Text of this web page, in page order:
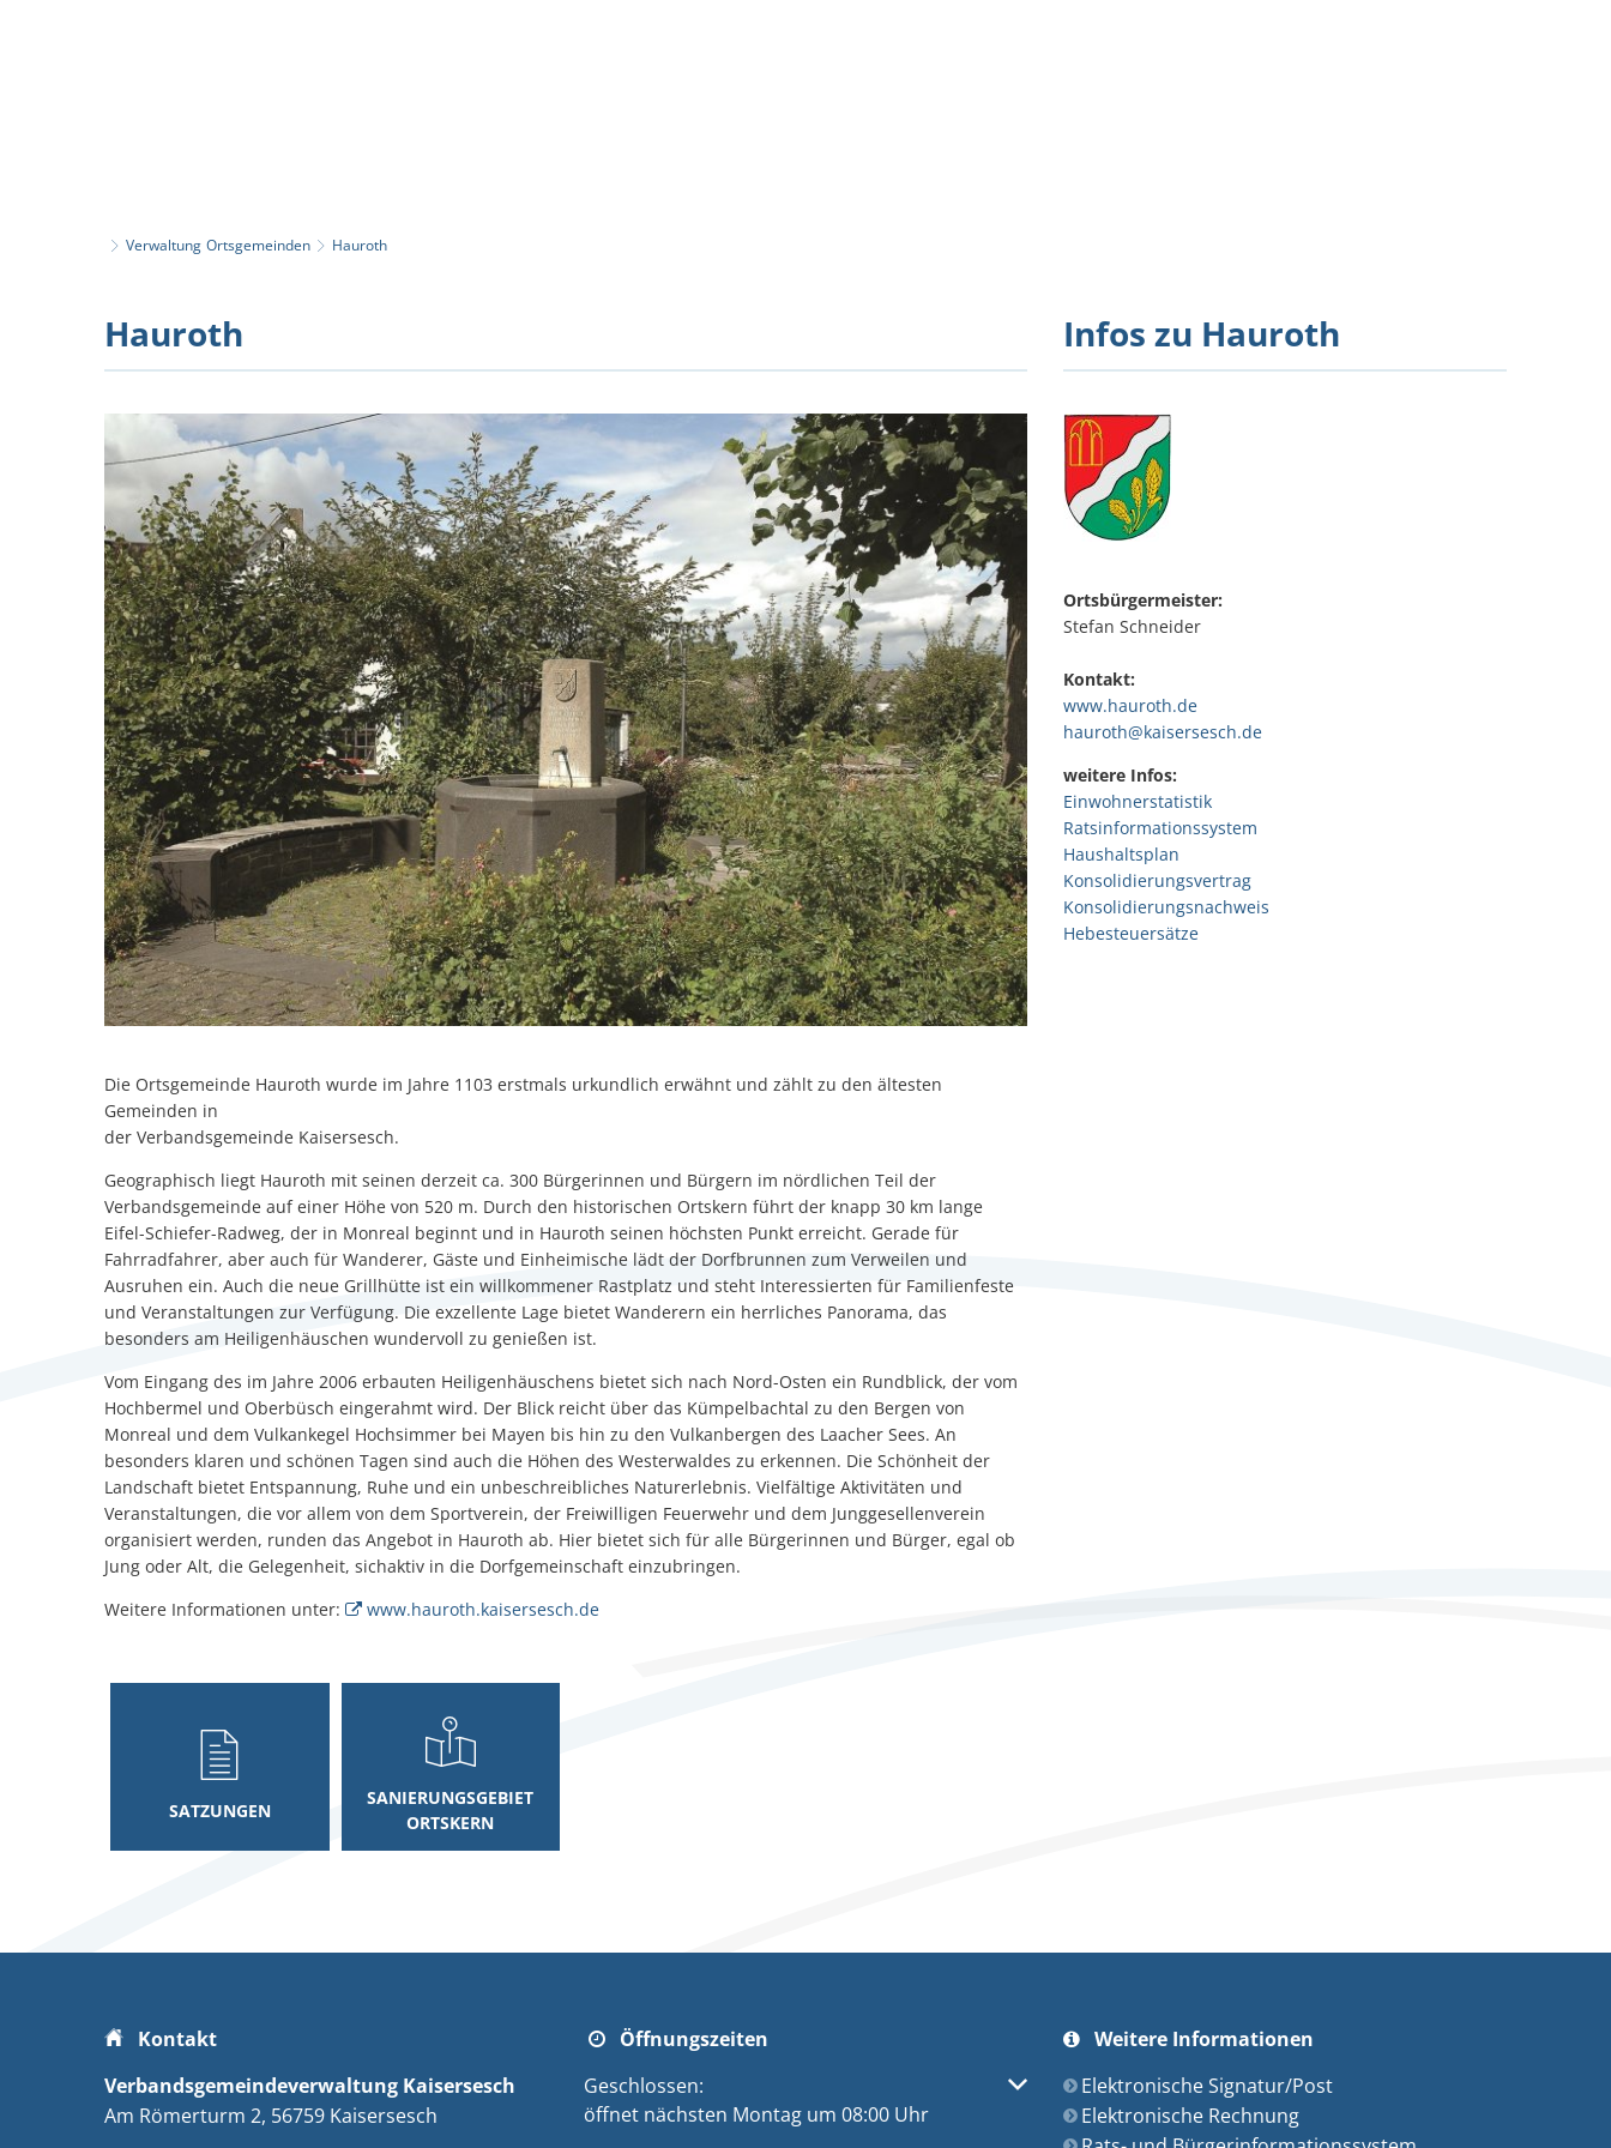
Verwaltung Ortsgemeinden Hauroth
HaurothHauroth
Die Ortsgemeinde Hauroth wurde im Jahre 1103 erstmals urkundlich erwähnt und zählt zu den ältesten
Gemeinden in
der Verbandsgemeinde Kaisersesch.
Geographisch liegt Hauroth mit seinen derzeit ca. 300 Bürgerinnen und Bürgern im nördlichen Teil der
Verbandsgemeinde auf einer Höhe von 520 m. Durch den historischen Ortskern führt der knapp 30 km lange
Eifel-Schiefer-Radweg, der in Monreal beginnt und in Hauroth seinen höchsten Punkt erreicht. Gerade für
Fahrradfahrer, aber auch für Wanderer, Gäste und Einheimische lädt der Dorfbrunnen zum Verweilen und
Ausruhen ein. Auch die neue Grillhütte ist ein willkommener Rastplatz und steht Interessierten für Familienfeste
und Veranstaltungen zur Verfügung. Die exzellente Lage bietet Wanderern ein herrliches Panorama, das
besonders am Heiligenhäuschen wundervoll zu genießen ist.
Vom Eingang des im Jahre 2006 erbauten Heiligenhäuschens bietet sich nach Nord-Osten ein Rundblick, der vom
Hochbermel und Oberbüsch eingerahmt wird. Der Blick reicht über das Kümpelbachtal zu den Bergen von
Monreal und dem Vulkankegel Hochsimmer bei Mayen bis hin zu den Vulkanbergen des Laacher Sees. An
besonders klaren und schönen Tagen sind auch die Höhen des Westerwaldes zu erkennen. Die Schönheit der
Landschaft bietet Entspannung, Ruhe und ein unbeschreibliches Naturerlebnis. Vielfältige Aktivitäten und
Veranstaltungen, die vor allem von dem Sportverein, der Freiwilligen Feuerwehr und dem Junggesellenverein
organisiert werden, runden das Angebot in Hauroth ab. Hier bietet sich für alle Bürgerinnen und Bürger, egal ob
Jung oder Alt, die Gelegenheit, sichaktiv in die Dorfgemeinschaft einzubringen.
Weitere Informationen unter:
www.hauroth.kaisersesch.de
SATZUNGEN
SANIERUNGSGEBIET
ORTSKERN
Infos zu Hauroth
Ortsbürgermeister:
Stefan Schneider
Kontakt:
www.hauroth.de
hauroth@kaisersesch.de
weitere Infos:
Einwohnerstatistik
Ratsinformationssystem
Haushaltsplan
Konsolidierungsvertrag
Konsolidierungsnachweis
Hebesteuersätze
Kontakt
Verbandsgemeindeverwaltung Kaisersesch
Am Römerturm 2 56759 Kaisersesch
Öffnungszeiten
Klicken, um weitere Öffnungs- oder Schließzeiten auszublenden
Geschlossen:
öffnet nächsten Montag um 08:00 Uhr
Weitere Informationen
Elektronische Signatur/Post
Elektronische Rechnung